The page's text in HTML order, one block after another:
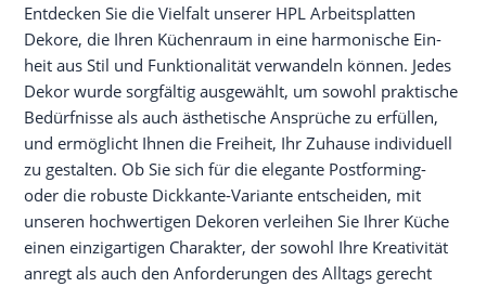
Ent­de­cken Sie die Viel­falt unse­rer HPL Arbeits­plat­ten
Deko­re, die Ihren Küchen­raum in eine har­mo­ni­sche Ein­
heit aus Stil und Funk­tio­na­li­tät ver­wan­deln kön­nen. Jedes
Dekor wur­de sorg­fäl­tig aus­ge­wählt, um sowohl prak­ti­sche
Bedürf­nis­se als auch ästhe­ti­sche Ansprü­che zu erfül­len,
und ermög­licht Ihnen die Frei­heit, Ihr Zuhau­se indi­vi­du­ell
zu gestal­ten. Ob Sie sich für die ele­gan­te Post­forming-
oder die robus­te Dick­kan­te-Vari­an­te ent­schei­den, mit
unse­ren hoch­wer­ti­gen Deko­ren ver­lei­hen Sie Ihrer Küche
einen ein­zig­ar­ti­gen Cha­rak­ter, der sowohl Ihre Krea­ti­vi­tät
anregt als auch den Anfor­de­run­gen des All­tags gerecht